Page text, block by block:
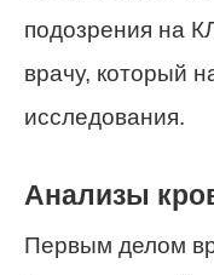
подозрения на
врачу, который
исследования.
Анализы
Первым делом